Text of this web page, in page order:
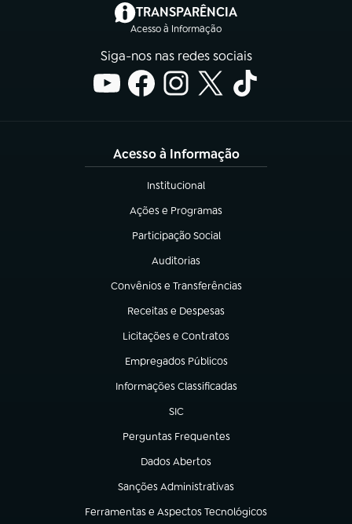
TRANSPARÊNCIA
Acesso à Informação
(abre em nova aba)
Siga-nos nas redes sociais
Acesso à Informação
Institucional
(abre em nova aba)
Ações e Programas
(abre em nova aba)
Participação Social
(abre em nova aba)
Auditorias
(abre em nova aba)
Convênios e Transferências
(abre em nova aba)
Receitas e Despesas
(abre em nova aba)
Licitações e Contratos
(abre em nova aba)
Empregados Públicos
(abre em nova aba)
Informações Classificadas
(abre em nova aba)
SIC
(abre em nova aba)
Perguntas Frequentes
(abre em nova aba)
Dados Abertos
(abre em nova aba)
Sanções Administrativas
(abre em nova aba)
Ferramentas e Aspectos Tecnológicos
(abre em nova aba)